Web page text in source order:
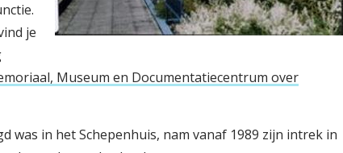
je
Museum en Documentatiecentrum over
was in het Schepenhuis, nam vanaf 1989 zijn intrek in